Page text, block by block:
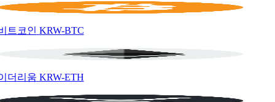
트코인 KRW-BTC
더리움 KRW-ETH